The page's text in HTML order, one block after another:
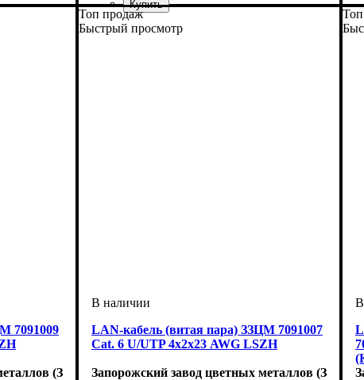
Категория
Тип: F/FTP
Конструкция
Оболочка
7091009
(ЗЗЦМ)
Топ продаж
Быстрый просмотр
LAN-кабель (витая пара) ЗЗЦМ 7091007
Cat. 6 U/UTP 4х2х23 AWG LSZH
Запорожский завод цветных металлов (ЗЗЦМ)